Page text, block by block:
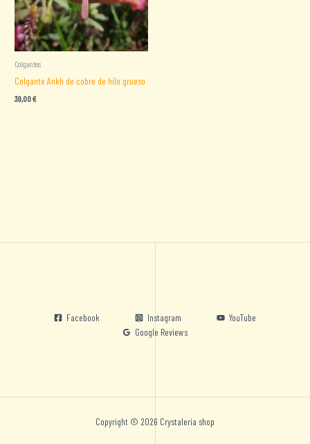
Colgantes
Colgante Ankh de cobre de hilo grueso
39,00€
Facebook Instagram
YouTube
Google Reviews
Copyright © 2026 Crystaleria shop